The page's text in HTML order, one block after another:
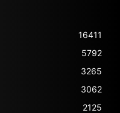
16411
5792
3265
3062
2125